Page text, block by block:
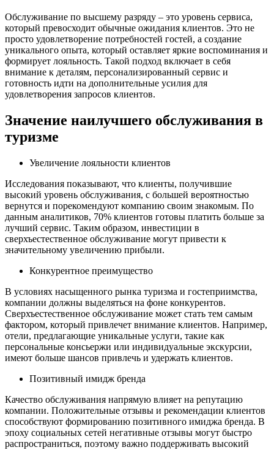
Обслуживание по высшему разряду – это уровень сервиса,
который превосходит обычные ожидания клиентов. Это не
просто удовлетворение потребностей гостей, а создание
уникального опыта, который оставляет яркие воспоминания и
формирует лояльность. Такой подход включает в себя
внимание к деталям, персонализированный сервис и
готовность идти на дополнительные усилия для
удовлетворения запросов клиентов.
Значение наилучшего обслуживания в
туризме
Увеличение лояльности клиентов
Исследования показывают, что клиенты, получившие
высокий уровень обслуживания, с большей вероятностью
вернутся и порекомендуют компанию своим знакомым. По
данным аналитиков, 70% клиентов готовы платить больше за
лучший сервис. Таким образом, инвестиции в
сверхъестественное обслуживание могут привести к
значительному увеличению прибыли.
Конкурентное преимущество
В условиях насыщенного рынка туризма и гостеприимства,
компании должны выделяться на фоне конкурентов.
Сверхъестественное обслуживание может стать тем самым
фактором, который привлечет внимание клиентов. Например,
отели, предлагающие уникальные услуги, такие как
персональные консьержи или индивидуальные экскурсии,
имеют больше шансов привлечь и удержать клиентов.
Позитивный имидж бренда
Качество обслуживания напрямую влияет на репутацию
компании. Положительные отзывы и рекомендации клиентов
способствуют формированию позитивного имиджа бренда. В
эпоху социальных сетей негативные отзывы могут быстро
распространиться, поэтому важно поддерживать высокий